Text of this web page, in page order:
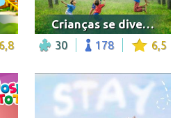
6,8
Crianças se divertindo ao ar livre
30 178 6,5